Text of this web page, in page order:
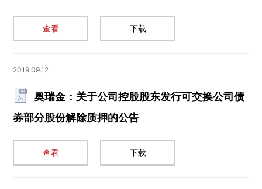
查看 下载
2019.09.12
奥瑞金：关于公司控股股东发行可交换公司债
券部分股份解除质押的公告
查看 下载